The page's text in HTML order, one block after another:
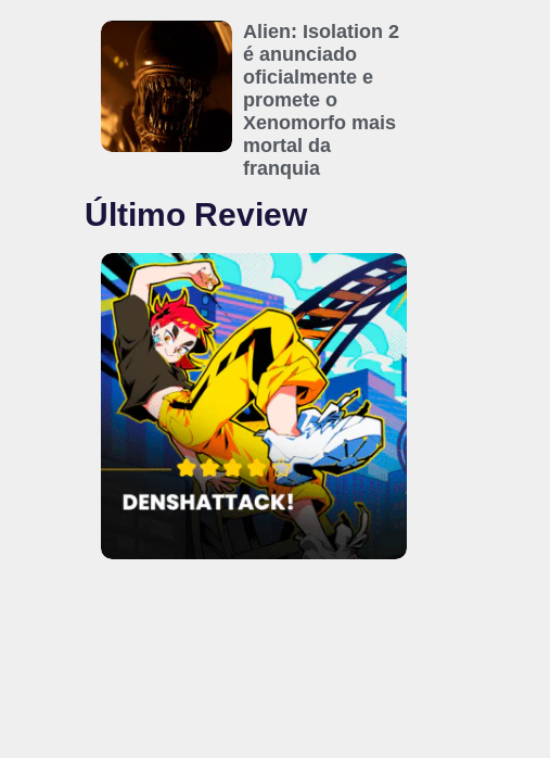
Alien: Isolation 2
é anunciado
oficialmente e
promete o
Xenomorfo mais
mortal da
franquia
Último Review